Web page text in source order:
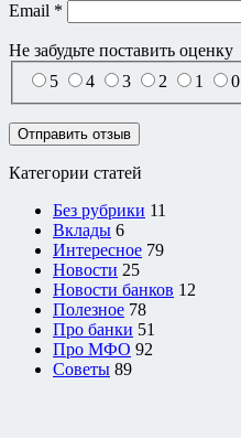
Email *
Не забудьте поставить оценку
5
4 3 2 1 0
Категории статей
Без рубрики 11
Вклады 6
Интересное 79
Новости 25
Новости банков 12
Полезное 78
Про банки 51
Про МФО 92
Советы 89